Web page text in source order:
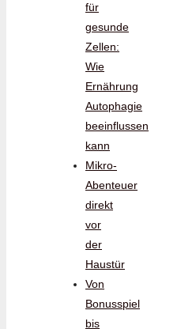
für
gesunde
Zellen:
Wie
Ernährung
Autophagie
beeinflussen
kann
Mikro-
Abenteuer
direkt
vor
der
Haustür
Von
Bonusspiel
bis